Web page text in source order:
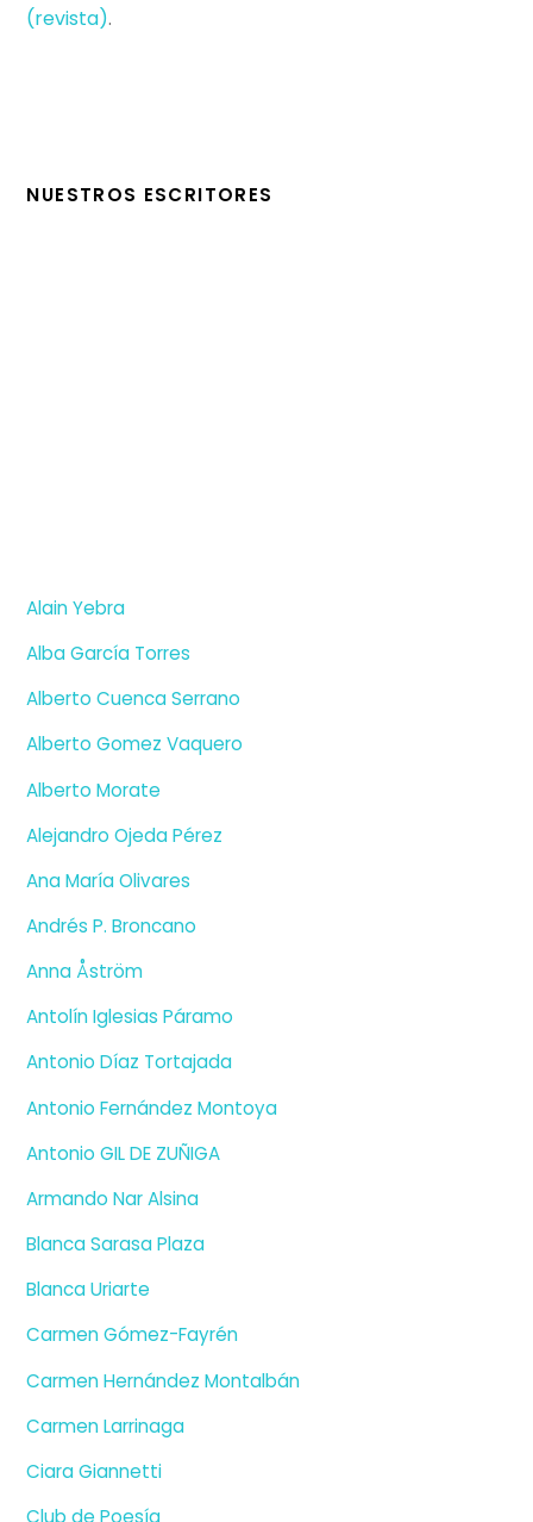
(revista).
NUESTROS ESCRITORES
Alain Yebra
Alba García Torres
Alberto Cuenca Serrano
Alberto Gomez Vaquero
Alberto Morate
Alejandro Ojeda Pérez
Ana María Olivares
Andrés P. Broncano
Anna Åström
Antolín Iglesias Páramo
Antonio Díaz Tortajada
Antonio Fernández Montoya
Antonio GIL DE ZUÑIGA
Armando Nar Alsina
Blanca Sarasa Plaza
Blanca Uriarte
Carmen Gómez-Fayrén
Carmen Hernández Montalbán
Carmen Larrinaga
Ciara Giannetti
Club de Poesía